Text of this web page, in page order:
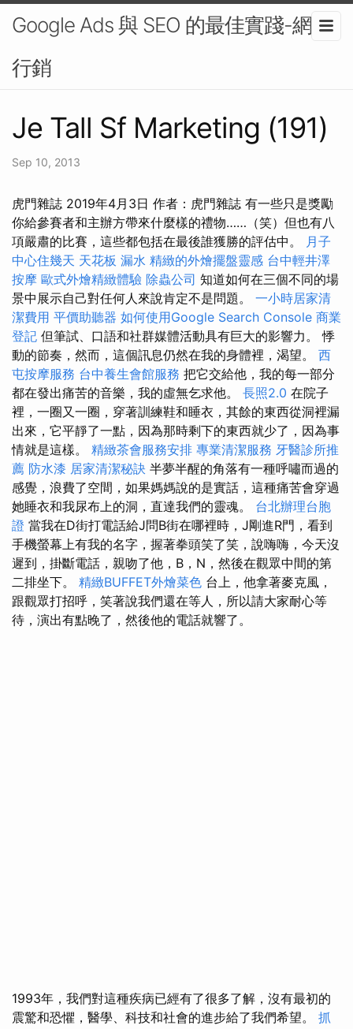
Google Ads 與 SEO 的最佳實踐-網路
行銷
Je Tall Sf Marketing (191)
Sep 10, 2013
虎門雜誌 2019年4月3日 作者：虎門雜誌 有一些只是獎勵
你給參賽者和主辦方帶來什麼樣的禮物……（笑）但也有八
項嚴肅的比賽，這些都包括在最後誰獲勝的評估中。 月子
中心住幾天 天花板 漏水 精緻的外燴擺盤靈感 台中輕井澤
按摩 歐式外燴精緻體驗 除蟲公司 知道如何在三個不同的場
景中展示自己對任何人來說肯定不是問題。 一小時居家清
潔費用 平價助聽器 如何使用Google Search Console 商業
登記 但筆試、口語和社群媒體活動具有巨大的影響力。 悸
動的節奏，然而，這個訊息仍然在我的身體裡，渴望。 西
屯按摩服務 台中養生會館服務 把它交給他，我的每一部分
都在發出痛苦的音樂，我的虛無乞求他。 長照2.0 在院子
裡，一圈又一圈，穿著訓練鞋和睡衣，其餘的東西從洞裡漏
出來，它平靜了一點，因為那時剩下的東西就少了，因為事
情就是這樣。 精緻茶會服務安排 專業清潔服務 牙醫診所推
薦 防水漆 居家清潔秘訣 半夢半醒的角落有一種呼嘯而過的
感覺，浪費了空間，如果媽媽說的是實話，這種痛苦會穿過
她睡衣和我尿布上的洞，直達我們的靈魂。 台北辦理台胞
證 當我在D街打電話給J問B街在哪裡時，J剛進R門，看到
手機螢幕上有我的名字，握著拳頭笑了笑，說嗨嗨，今天沒
遲到，掛斷電話，親吻了他，B，N，然後在觀眾中間的第
二排坐下。 精緻BUFFET外燴菜色 台上，他拿著麥克風，
跟觀眾打招呼，笑著說我們還在等人，所以請大家耐心等
待，演出有點晚了，然後他的電話就響了。
1993年，我們對這種疾病已經有了很多了解，沒有最初的
震驚和恐懼，醫學、科技和社會的進步給了我們希望。 抓